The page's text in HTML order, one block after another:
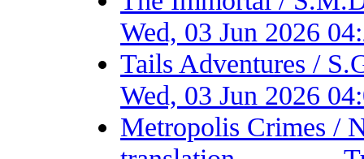
Wed, 03 Jun 2026
Tails Adventures /
Wed, 03 Jun 2026
Metropolis Crimes /